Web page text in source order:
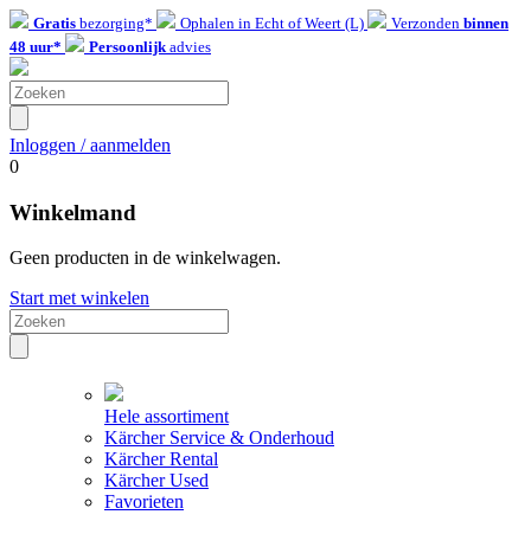
Gratis bezorging* Ophalen in Echt of Weert (L) Verzonden binnen
48 uur*
Persoonlijkadvies
Inloggen / aanmelden
0
Winkelmand
Geen producten in de winkelwagen.
Start met winkelen
Hele assortiment
Kärcher Service & Onderhoud
Kärcher Rental
Kärcher Used
Favorieten